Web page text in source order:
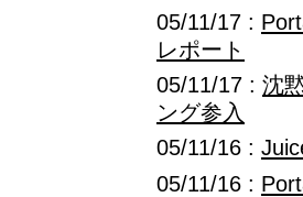
05/11/17 :
レポート
05/11/17 : 沈
ング参入
05/11/16 :
05/11/16 :